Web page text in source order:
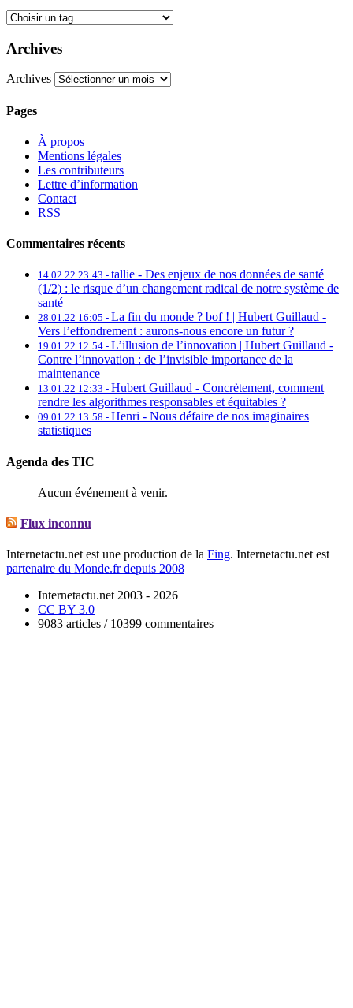
Archives
Archives
Pages
À propos
Mentions légales
Les contributeurs
Lettre d’information
Contact
RSS
Commentaires récents
14.02.22 23:43 - tallie - Des enjeux de nos données de santé
(1/2) : le risque d’un changement radical de notre système de
santé
28.01.22 16:05 - La fin du monde ? bof ! | Hubert Guillaud -
Vers l’effondrement : aurons-nous encore un futur ?
19.01.22 12:54 - L’illusion de l’innovation | Hubert Guillaud -
Contre l’innovation : de l’invisible importance de la
maintenance
13.01.22 12:33 - Hubert Guillaud - Concrètement, comment
rendre les algorithmes responsables et équitables ?
09.01.22 13:58 - Henri - Nous défaire de nos imaginaires
statistiques
Agenda des TIC
Aucun événement à venir.
Flux inconnu
Internetactu.net est une production de la Fing. Internetactu.net est
partenaire du Monde.fr depuis 2008
Internetactu.net 2003 - 2026
CC BY 3.0
9083 articles / 10399 commentaires